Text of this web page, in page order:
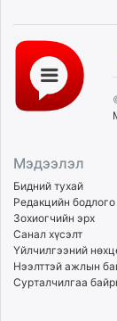
Мэдээлэл
Бидний тухай
Редакцийн бодлого
Зохиогчийн эрх
Санал хүсэлт
Үйлчилгээний
Нээлттэй ажлын
Сурталчилгаа